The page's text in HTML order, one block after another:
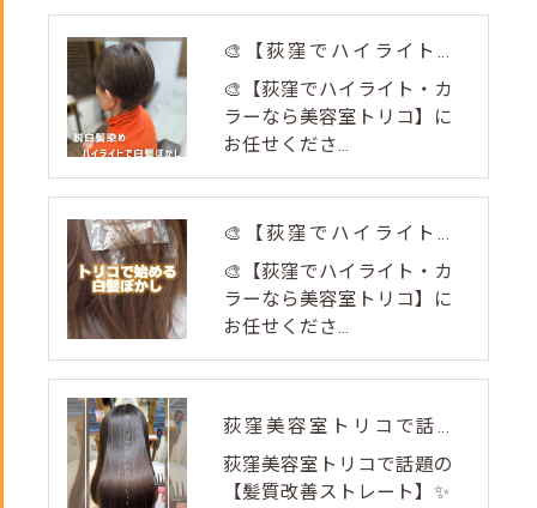
🎨【荻窪でハイライト・カラーなら美容室トリコ】にお任せくださ...
🎨【荻窪でハイライト・カ
ラーなら美容室トリコ】に
お任せくださ...
🎨【荻窪でハイライト・カラーなら美容室トリコ】にお任せくださ...
🎨【荻窪でハイライト・カ
ラーなら美容室トリコ】に
お任せくださ...
荻窪美容室トリコで話題の【髪質改善ストレート】✨
荻窪美容室トリコで話題の
【髪質改善ストレート】✨